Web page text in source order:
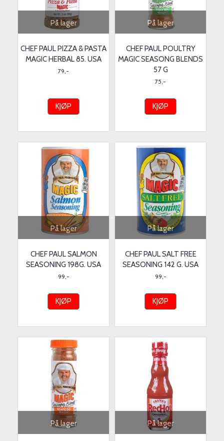
På lager
CHEF PAUL PIZZA & PASTA
MAGIC HERBAL 85. USA
79,-
KJØP
På lager
CHEF PAUL POULTRY
MAGIC SEASONG BLENDS
57 G
75,-
KJØP
På lager
CHEF PAUL SALMON
SEASONING 198G. USA
99,-
KJØP
På lager
CHEF PAUL SALT FREE
SEASONING 142 G. USA
99,-
KJØP
På lager På lager